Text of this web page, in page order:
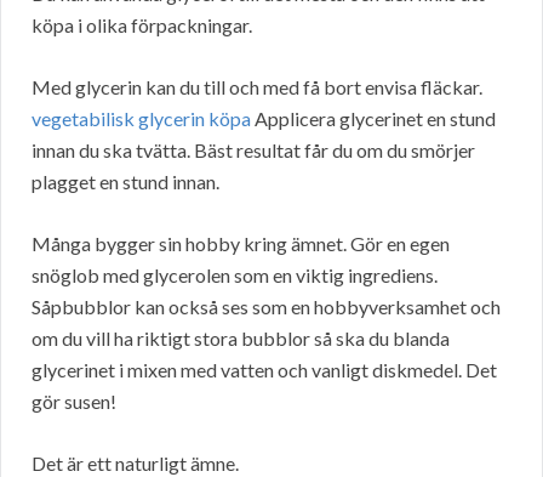
köpa i olika förpackningar.
Med glycerin kan du till och med få bort envisa fläckar.
vegetabilisk glycerin köpaApplicera glycerinet en stund
innan du ska tvätta. Bäst resultat får du om du smörjer
plagget en stund innan.
Många bygger sin hobby kring ämnet. Gör en egen
snöglob med glycerolen som en viktig ingrediens.
Såpbubblor kan också ses som en hobbyverksamhet och
om du vill ha riktigt stora bubblor så ska du blanda
glycerinet i mixen med vatten och vanligt diskmedel. Det
gör susen!
Det är ett naturligt ämne.